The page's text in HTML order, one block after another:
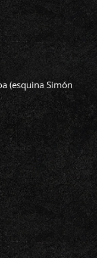
(esquina Simón